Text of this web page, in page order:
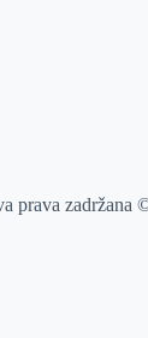
prava zadržana